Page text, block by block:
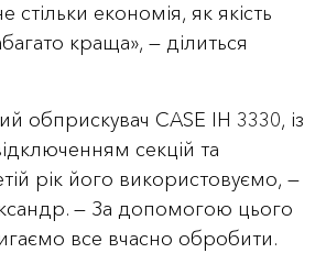
стільки економія, як якість
краща», — ділиться
обприскувач CASE IH 3330, із
секцій та
рік його використовуємо, —
— За допомогою цього
все вчасно обробити.